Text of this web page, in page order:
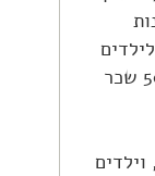
המיואשים. גם אחרי שגילו שיקבלו 50% שכר